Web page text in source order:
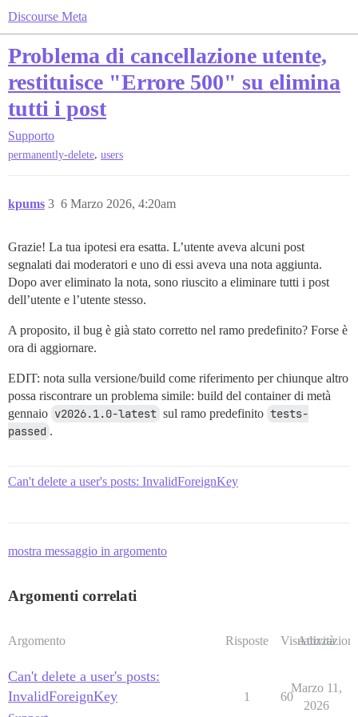
Discourse Meta
Problema di cancellazione utente,
restituisce "Errore 500" su elimina
tutti i post
Supporto
permanently-delete, users
kpums 6 Marzo 2026, 4:20am
3
Grazie! La tua ipotesi era esatta. L’utente aveva alcuni post
segnalati dai moderatori e uno di essi aveva una nota aggiunta.
Dopo aver eliminato la nota, sono riuscito a eliminare tutti i post
dell’utente e l’utente stesso.
A proposito, il bug è già stato corretto nel ramo predefinito? Forse è
ora di aggiornare.
EDIT: nota sulla versione/build come riferimento per chiunque altro
possa riscontrare un problema simile: build del container di metà
gennaio v2026.1.0-latest sul ramo predefinito tests-
passed .
Can't delete a user's posts: InvalidForeignKey
mostra messaggio in argomento
Argomenti correlati
Argomento Risposte Visualizzazioni
Attività
Can't delete a user's posts:
InvalidForeignKey
1 60
Marzo 11,
2026